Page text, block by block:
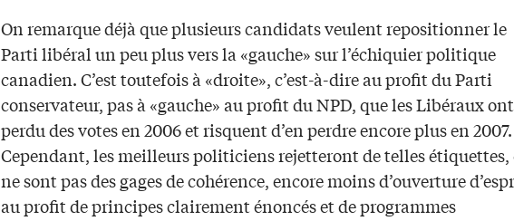
On remarque déjà que plusieurs candidats veulent repositionner le
Parti libéral un peu plus vers la «gauche» sur l’échiquier politique
canadien. C’est toutefois à «droite», c’est-à-dire au profit du Parti
conservateur, pas à «gauche» au profit du NPD, que les Libéraux ont
perdu des votes en 2006 et risquent d’en perdre encore plus en 2007.
Cependant, les meilleurs politiciens rejetteront de telles
ne sont pas des gages de cohérence, encore moins d’ouverture
au profit de principes clairement énoncés et de programmes